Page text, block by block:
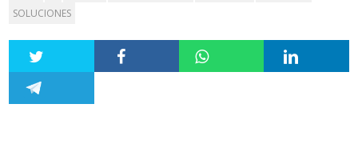
SOLUCIONES